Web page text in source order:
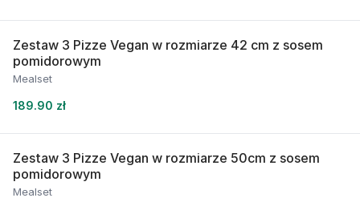
Zestaw 3 Pizze Vegan w rozmiarze 42 cm z sosem
pomidorowym
Mealset
189.90 zł
Zestaw 3 Pizze Vegan w rozmiarze 50cm z sosem
pomidorowym
Mealset